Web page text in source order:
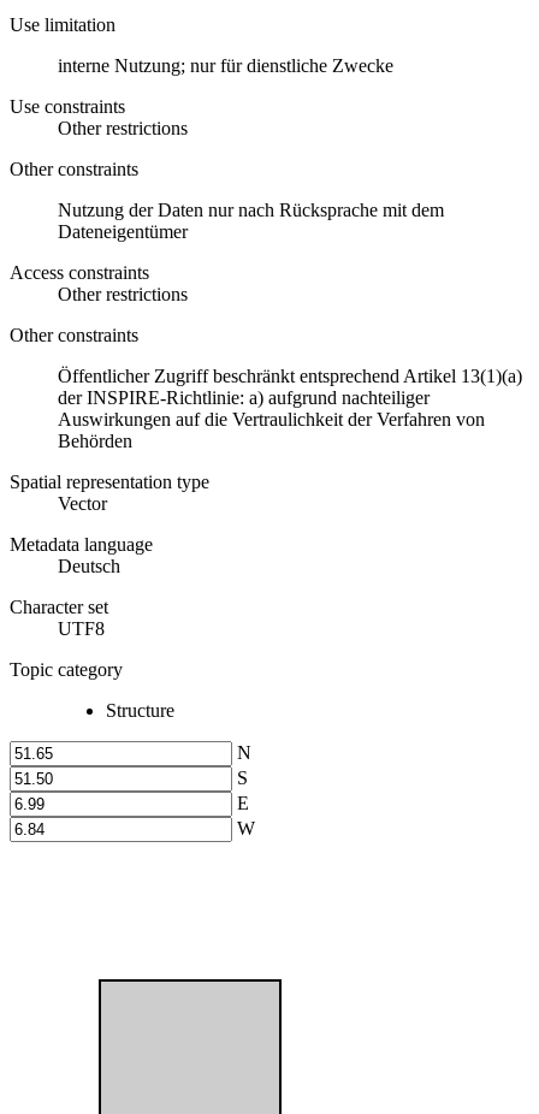
Use limitation
interne Nutzung; nur für dienstliche Zwecke
Use constraints
Other restrictions
Other constraints
Nutzung der Daten nur nach Rücksprache mit dem
Dateneigentümer
Access constraints
Other restrictions
Other constraints
Öffentlicher Zugriff beschränkt entsprechend Artikel 13(1)(a)
der INSPIRE-Richtlinie: a) aufgrund nachteiliger
Auswirkungen auf die Vertraulichkeit der Verfahren von
Behörden
Spatial representation type
Vector
Metadata language
Deutsch
Character set
UTF8
Topic category
Structure
N
S
E
W